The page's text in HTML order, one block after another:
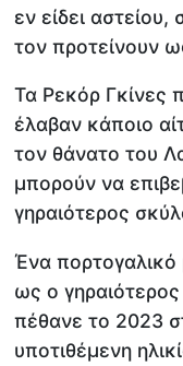
εν είδει
τον προτείνουν
Τα Ρεκόρ Γκίνες
έλαβαν κάποιο
τον θάνατο του
μπορούν να
γηραιότερος
Ένα
ως ο
πέθανε το 2023
υποτιθέμενη